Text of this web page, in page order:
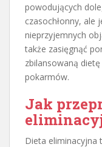
powodujących
czasochłonny, ale
nieprzyjemnych
także zasięgnąć
zbilansowaną
pokarmów.
Jak
Dieta eliminacyjna